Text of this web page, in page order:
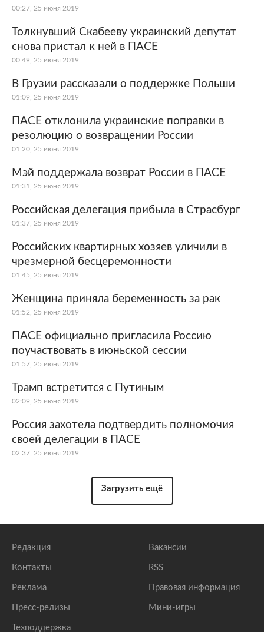
00:27, 25 июня 2019
Толкнувший Скабееву украинский депутат
снова пристал к ней в ПАСЕ
00:49, 25 июня 2019
В Грузии рассказали о поддержке Польши
01:09, 25 июня 2019
ПАСЕ отклонила украинские поправки в
резолюцию о возвращении России
01:20, 25 июня 2019
Мэй поддержала возврат России в ПАСЕ
01:31, 25 июня 2019
Российская делегация прибыла в Страсбург
01:37, 25 июня 2019
Российских квартирных хозяев уличили в
чрезмерной бесцеремонности
01:45, 25 июня 2019
Женщина приняла беременность за рак
01:52, 25 июня 2019
ПАСЕ официально пригласила Россию
поучаствовать в июньской сессии
01:57, 25 июня 2019
Трамп встретится с Путиным
02:09, 25 июня 2019
Россия захотела подтвердить полномочия
своей делегации в ПАСЕ
02:37, 25 июня 2019
Загрузить ещё
Редакция
Контакты
Реклама
Пресс-релизы
Техподдержка
Вакансии
RSS
Правовая информация
Мини-игры